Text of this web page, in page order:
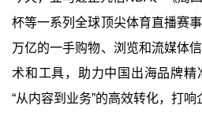
杯等一系列全球顶尖体育直播赛
万亿的一手购物、浏览和流媒体
术和工具，助力中国出海品牌精
“从内容到业务”的高效转化，打响